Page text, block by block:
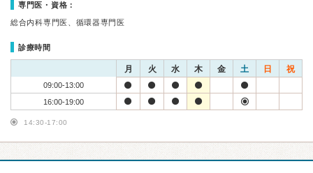
専門医・資格：
総合内科専門医、循環器専門医
診療時間
月 火 水 木 金 土 日 祝
09:00-13:00
16:00-19:00
14:30-17:00